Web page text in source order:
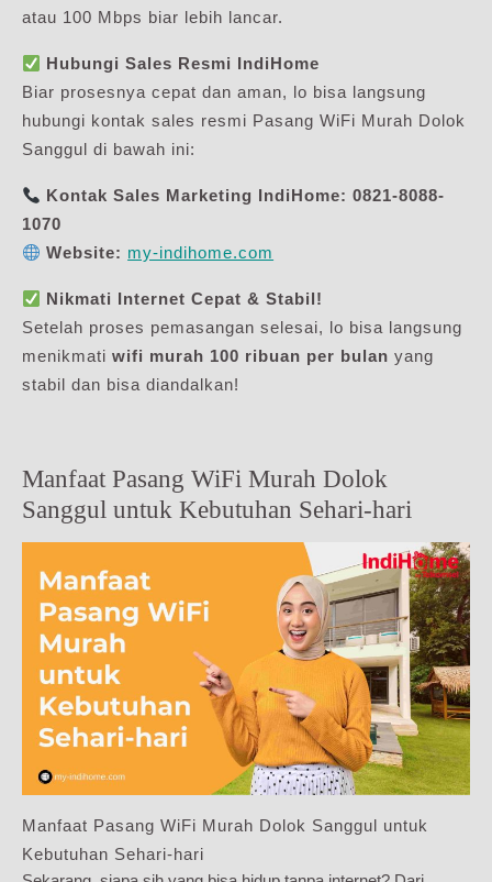
atau 100 Mbps biar lebih lancar.
Hubungi Sales Resmi IndiHome
Biar prosesnya cepat dan aman, lo bisa langsung
hubungi kontak sales resmi Pasang WiFi Murah Dolok
Sanggul di bawah ini:
Kontak Sales Marketing IndiHome: 0821-8088-
1070
Website: my-indihome.com
Nikmati Internet Cepat & Stabil!
Setelah proses pemasangan selesai, lo bisa langsung
menikmati wifi murah 100 ribuan per bulan yang
stabil dan bisa diandalkan!
Manfaat Pasang WiFi Murah Dolok
Sanggul untuk Kebutuhan Sehari-hari
Manfaat Pasang WiFi Murah Dolok Sanggul untuk
Kebutuhan Sehari-hari